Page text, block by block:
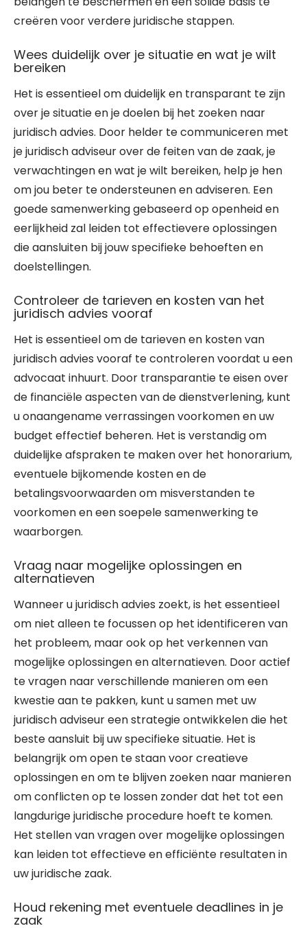
creëren voor verdere juridische stappen.
Wees duidelijk over je situatie en wat je wilt
bereiken
Het is essentieel om duidelijk en transparant te zijn
over je situatie en je doelen bij het zoeken naar
juridisch advies. Door helder te communiceren met
je juridisch adviseur over de feiten van de zaak, je
verwachtingen en wat je wilt bereiken, help je hen
om jou beter te ondersteunen en adviseren. Een
goede samenwerking gebaseerd op openheid en
eerlijkheid zal leiden tot effectievere oplossingen
die aansluiten bij jouw specifieke behoeften en
doelstellingen.
Controleer de tarieven en kosten van het
juridisch advies vooraf
Het is essentieel om de tarieven en kosten van
juridisch advies vooraf te controleren voordat u een
advocaat inhuurt. Door transparantie te eisen over
de financiële aspecten van de dienstverlening, kunt
u onaangename verrassingen voorkomen en uw
budget effectief beheren. Het is verstandig om
duidelijke afspraken te maken over het honorarium,
eventuele bijkomende kosten en de
betalingsvoorwaarden om misverstanden te
voorkomen en een soepele samenwerking te
waarborgen.
Vraag naar mogelijke oplossingen en
alternatieven
Wanneer u juridisch advies zoekt, is het essentieel
om niet alleen te focussen op het identificeren van
het probleem, maar ook op het verkennen van
mogelijke oplossingen en alternatieven. Door actief
te vragen naar verschillende manieren om een
kwestie aan te pakken, kunt u samen met uw
juridisch adviseur een strategie ontwikkelen die het
beste aansluit bij uw specifieke situatie. Het is
belangrijk om open te staan voor creatieve
oplossingen en om te blijven zoeken naar manieren
om conflicten op te lossen zonder dat het tot een
langdurige juridische procedure hoeft te komen.
Het stellen van vragen over mogelijke oplossingen
kan leiden tot effectieve en efficiënte resultaten in
uw juridische zaak.
Houd rekening met eventuele deadlines in je
zaak